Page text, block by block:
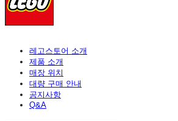
레고스토어 소개
제품 소개
매장 위치
대량 구매 안내
공지사항
Q&A